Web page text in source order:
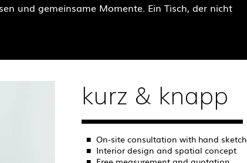
und gemeinsame Momente. Ein Tisch, der nicht
kurz & knapp
On-site consultation with hand sketch
Interior design and spatial concept
■
■